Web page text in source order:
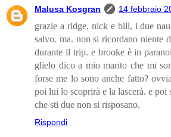
Malusa Kosgran 14 febbraio
grazie a ridge, nick e bill, i due
salvo. ma. non si ricordano niente
durante il trip. e brooke è in
glielo dico a mio marito che mi
forse me lo sono anche fatto?
poi lui lo scoprirà e la lascerà. e poi
che sti due non si risposano.
Rispondi